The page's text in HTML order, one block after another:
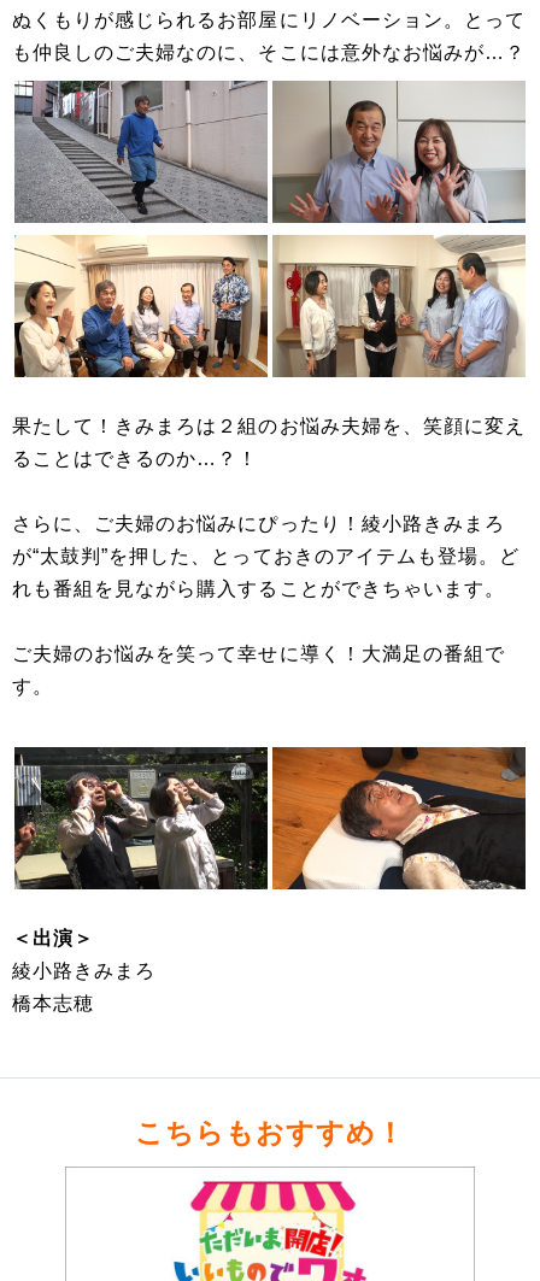
ぬくもりが感じられるお部屋にリノベーション。とって
も仲良しのご夫婦なのに、そこには意外なお悩みが…？
果たして！きみまろは２組のお悩み夫婦を、笑顔に変え
ることはできるのか…？！
さらに、ご夫婦のお悩みにぴったり！綾小路きみまろ
が“太鼓判”を押した、とっておきのアイテムも登場。ど
れも番組を見ながら購入することができちゃいます。
ご夫婦のお悩みを笑って幸せに導く！大満足の番組で
す。
＜出演＞
綾小路きみまろ
橋本志穂
こちらもおすすめ！